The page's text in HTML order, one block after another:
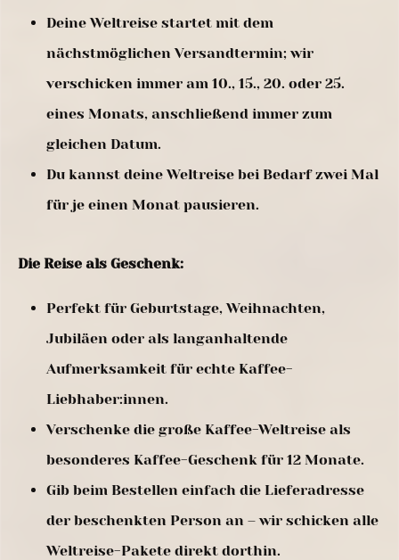
Deine Weltreise startet mit dem
nächstmöglichen Versandtermin; wir
verschicken immer am 10., 15., 20. oder 25.
eines Monats, anschließend immer zum
gleichen Datum.
Du kannst deine Weltreise bei Bedarf zwei Mal
für je einen Monat pausieren.
Die Reise als Geschenk:
Perfekt für Geburtstage, Weihnachten,
Jubiläen oder als langanhaltende
Aufmerksamkeit für echte Kaffee-
Liebhaber:innen.
Verschenke die große Kaffee-Weltreise als
besonderes Kaffee-Geschenk für 12 Monate.
Gib beim Bestellen einfach die Lieferadresse
der beschenkten Person an – wir schicken alle
Weltreise-Pakete direkt dorthin.